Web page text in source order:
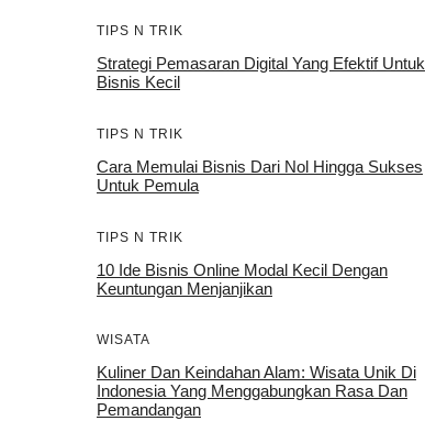
TIPS N TRIK
Strategi Pemasaran Digital Yang Efektif Untuk
Bisnis Kecil
TIPS N TRIK
Cara Memulai Bisnis Dari Nol Hingga Sukses
Untuk Pemula
TIPS N TRIK
10 Ide Bisnis Online Modal Kecil Dengan
Keuntungan Menjanjikan
WISATA
Kuliner Dan Keindahan Alam: Wisata Unik Di
Indonesia Yang Menggabungkan Rasa Dan
Pemandangan